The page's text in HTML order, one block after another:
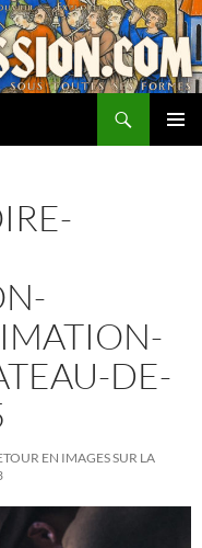
DE-
EN IMAGES SUR LA